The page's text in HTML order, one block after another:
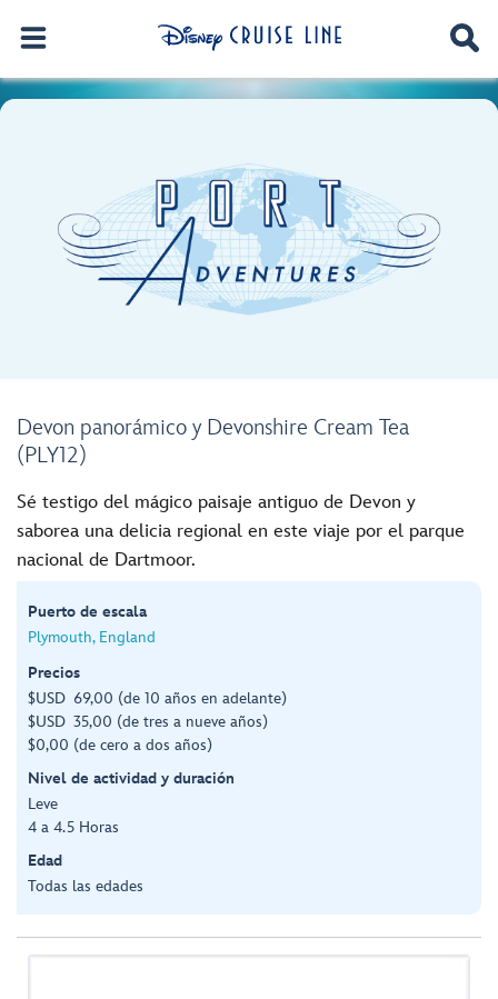
Devon panorámico y Devonshire Cream Tea
(PLY12)
Sé testigo del mágico paisaje antiguo de Devon y
saborea una delicia regional en este viaje por el parque
nacional de Dartmoor.
Puerto de escala
Plymouth, England
Precios
$USD 69,00 (de 10 años en adelante)
$USD 35,00 (de tres a nueve años)
$0,00 (de cero a dos años)
Nivel de actividad y duración
Leve
4 a 4.5 Horas
Edad
Todas las edades